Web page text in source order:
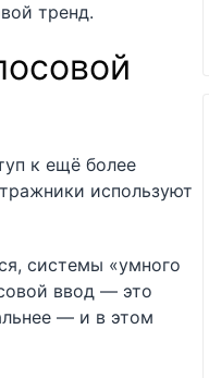
тренд.
к ещё более
используют
системы «умного
ввод — это
— и в этом